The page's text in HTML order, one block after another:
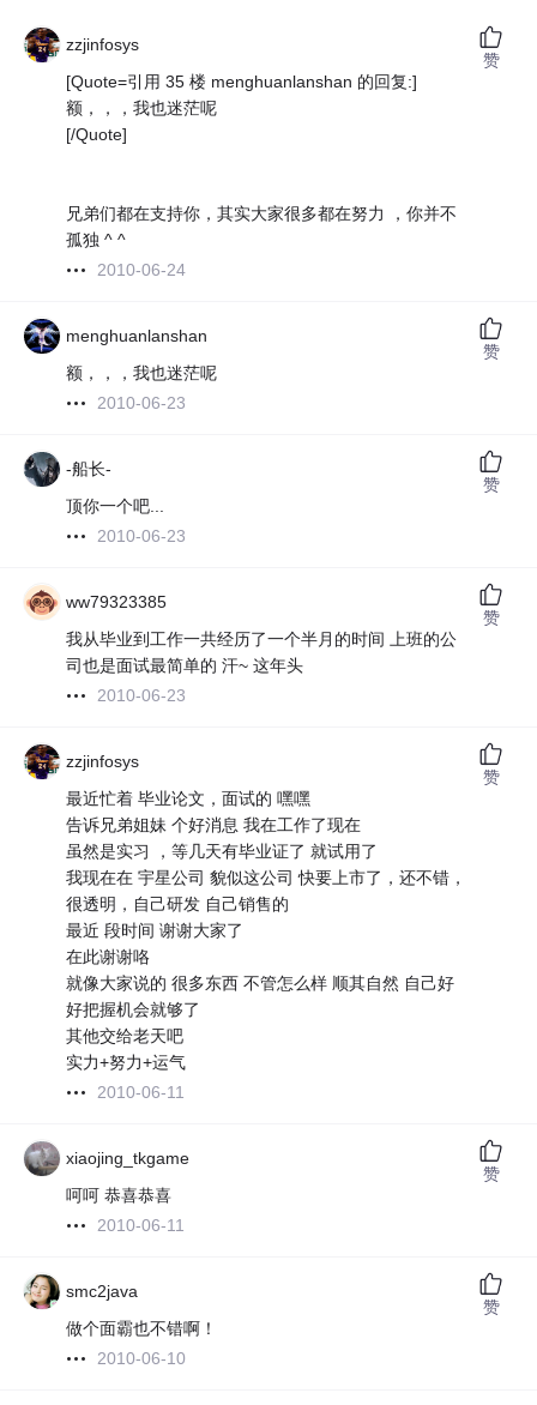
zzjinfosys
[Quote=引用 35 楼 menghuanlanshan 的回复:]
额，，，我也迷茫呢
[/Quote]
兄弟们都在支持你，其实大家很多都在努力 ，你并不
孤独 ^ ^
2010-06-24
赞
menghuanlanshan
额，，，我也迷茫呢
2010-06-23
赞
-船长-
顶你一个吧...
2010-06-23
赞
ww79323385
我从毕业到工作一共经历了一个半月的时间 上班的公
司也是面试最简单的 汗~ 这年头
2010-06-23
赞
zzjinfosys
最近忙着 毕业论文，面试的 嘿嘿
告诉兄弟姐妹 个好消息 我在工作了现在
虽然是实习 ，等几天有毕业证了 就试用了
我现在在 宇星公司 貌似这公司 快要上市了，还不错，
很透明，自己研发 自己销售的
最近 段时间 谢谢大家了
在此谢谢咯
就像大家说的 很多东西 不管怎么样 顺其自然 自己好
好把握机会就够了
其他交给老天吧
实力+努力+运气
2010-06-11
赞
xiaojing_tkgame
呵呵 恭喜恭喜
2010-06-11
赞
smc2java
做个面霸也不错啊！
2010-06-10
赞